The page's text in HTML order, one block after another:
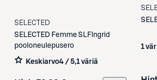
SELECTED
SELECTED Femme SLFIngrid
pooloneulepusero
Keskiarvo4 / 5,1 väriä
1